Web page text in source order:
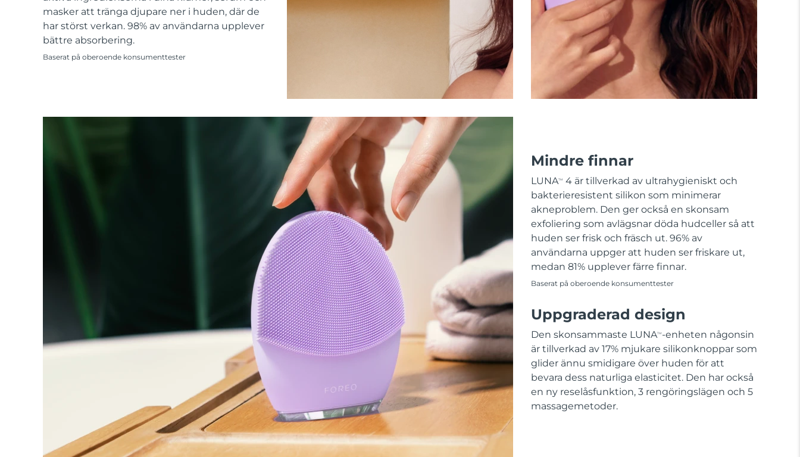
masker att tränga djupare ner i huden, där de
har störst verkan. 98% av användarna upplever
bättre absorbering.
Baserat på oberoende konsumenttester
Mindre finnar
LUNATM
4 är tillverkad av ultrahygieniskt och
bakterieresistent silikon som minimerar
akneproblem. Den ger också en skonsam
exfoliering som avlägsnar döda hudceller så att
huden ser frisk och fräsch ut. 96% av
användarna uppger att huden ser friskare ut,
medan 81% upplever färre finnar.
Baserat på oberoende konsumenttester
Uppgraderad design
Den skonsammaste LUNATM -enheten någonsin
är tillverkad av 17% mjukare silikonknoppar som
glider ännu smidigare över huden för att
bevara dess naturliga elasticitet. Den har också
en ny reselåsfunktion, 3 rengöringslägen och 5
massagemetoder.
All acne treatment devices
All revitalizing eye massagers
KIWI™-hudvård
Advanced pore care essentials
Serum
For healthy hair
issa™ Teeth Whitening Gel
18% PAP
Kosmetika